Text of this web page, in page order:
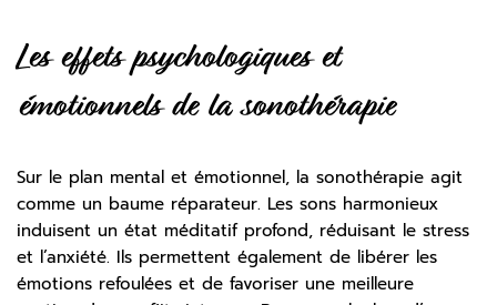
Les effets psychologiques et
émotionnels de la sonothérapie
Sur le plan mental et émotionnel, la sonothérapie agit
comme un baume réparateur. Les sons harmonieux
induisent un état méditatif profond, réduisant le stress
et l’anxiété. Ils permettent également de libérer les
émotions refoulées et de favoriser une meilleure